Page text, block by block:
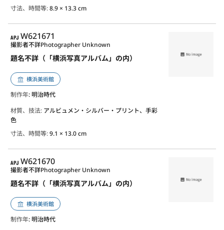
寸法、時間等:8.9 × 13.3 cm
APJ
W621671
題名不詳（「横浜写真アルバム」の内）
撮影者不詳Photographer Unknown
横浜美術館
制作年: 明治時代
材質、技法: アルビュメン・シルバー・プリント、手彩
色
寸法、時間等:9.1 × 13.0 cm
APJ
W621670
題名不詳（「横浜写真アルバム」の内）
撮影者不詳Photographer Unknown
横浜美術館
制作年: 明治時代